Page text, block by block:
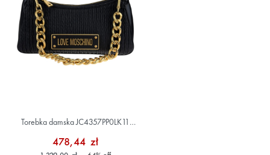
Torebka damska JC4357PP0LK11
478,44 zł